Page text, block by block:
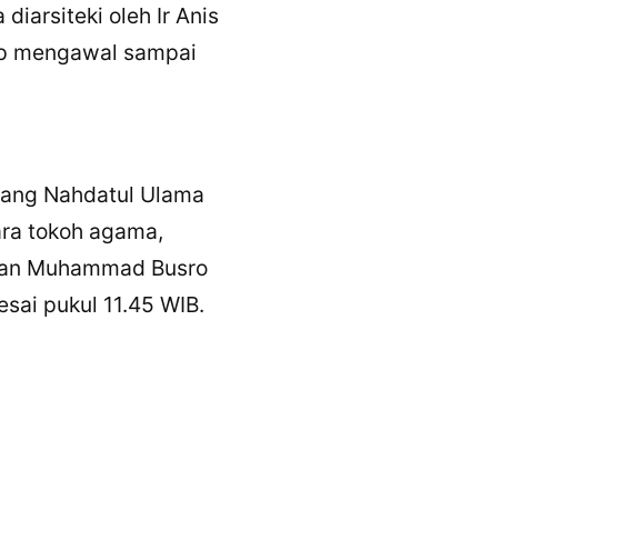
diarsiteki oleh Ir Anis
mengawal sampai
Nahdatul Ulama
tokoh agama,
Muhammad Busro
pukul 11.45 WIB.